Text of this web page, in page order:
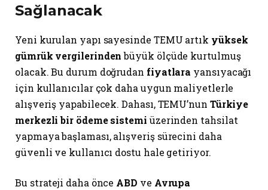
Sağlanacak
Yeni kurulan yapı sayesinde TEMU artık yüksek
gümrük vergilerindenbüyük ölçüde kurtulmuş
olacak. Bu durum doğrudan fiyatlara yansıyacağı
için kullanıcılar çok daha uygun maliyetlerle
alışveriş yapabilecek. Dahası, TEMU’nun Türkiye
merkezli bir ödeme sistemi üzerinden tahsilat
yapmaya başlaması, alışveriş sürecini daha
güvenli ve kullanıcı dostu hale getiriyor.
Bu strateji daha önce ABD ve Avrupa